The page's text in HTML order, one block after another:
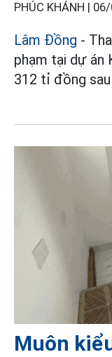
PHÚC KHÁNH |
Lâm Đồng -
phạm tại dự án
312 tỉ đồng
Muôn